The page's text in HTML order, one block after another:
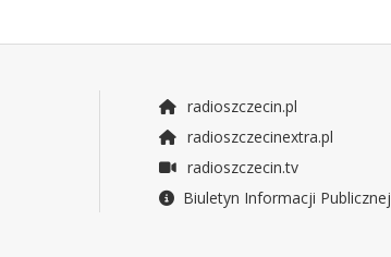
radioszczecin.pl
radioszczecinextra.pl
radioszczecin.tv
Biuletyn Informacji Publicznej